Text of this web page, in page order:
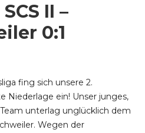
II –
0:1
fing sich unsere 2.
Niederlage ein! Unser junges,
unterlag unglücklich dem
Wegen der